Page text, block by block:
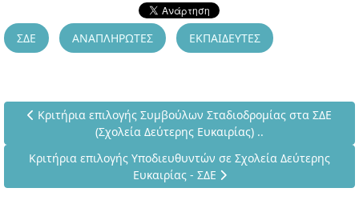
ΣΔΕ ΑΝΑΠΛΗΡΩΤΕΣ ΕΚΠΑΙΔΕΥΤΕΣ
Προηγούμενο άρθρο: Κριτήρια επιλογής Συμβούλων
Κριτήρια επιλογής Συμβούλων Σταδιοδρομίας στα ΣΔΕ
(Σχολεία Δεύτερης Ευκαιρίας) ..
Επόμενο άρθρο: Κριτήρια επιλογής Υποδιευθυντών σε
Κριτήρια επιλογής Υποδιευθυντών σε Σχολεία Δεύτερης
Ευκαιρίας - ΣΔΕ